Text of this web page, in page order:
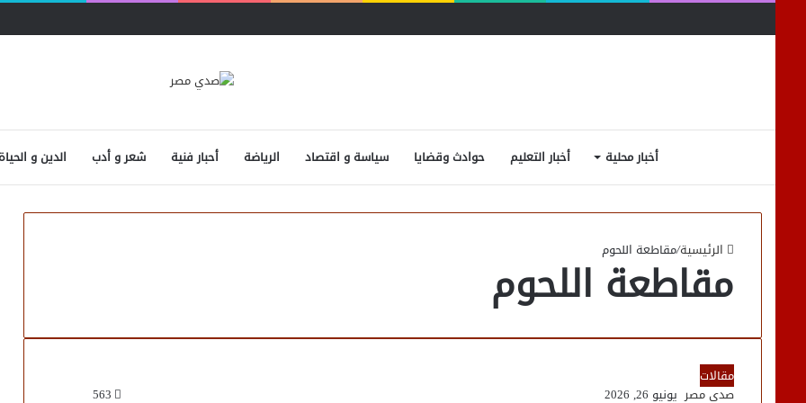
أخبار محلية أخبار التعليم حوادث وقضايا سياسة و اقتصاد الرياضة أحبار فنية شعر و أدب الدين و الحياة
الرئيسية/مقاطعة اللحوم
مقاطعة اللحوم
مقالات
صدى مصر يونيو 26, 2026 563